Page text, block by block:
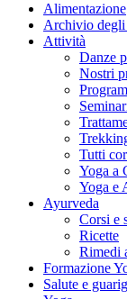
Alimentazione
Archivio degli
Attività
Danze
Nostri
Tutti
Yoga a
Yoga e
Ayurveda
Corsi e
Ricette
Rimedi
Formazione
Salute e